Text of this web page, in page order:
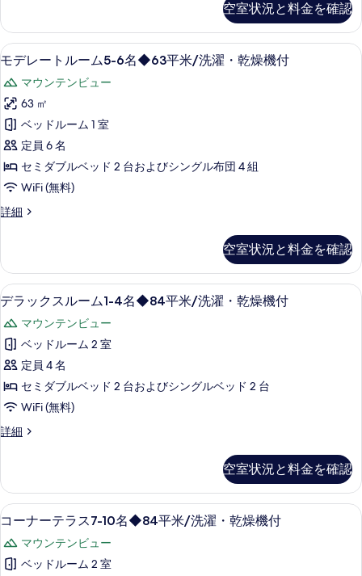
て
の
写
真
を
表
示
す
詳
細
平
米/
洗
濯・
乾
燥
機
付
の
す
の
写
真
を
表
示
す
テ
ラ
ス
6
名
◆84
平
米/
洗
濯・
乾
燥
機
詳
細
空室状況と料金を確認
モ
デ
レ
ー
ト
ル
ー
5-
◆63
平
米/
洗
濯・
乾
燥
機
す
べ
て
の
写
10
モデレートルーム5-6名◆63平米/洗濯・乾燥機付
マウンテンビュー
63 ㎡
ベッドルーム 1 室
定員 6 名
セミダブルベッド 2 台およびシングル布団 4 組
WiFi (無料)
詳細
モ
ト
ル
ー
5-
6
名
◆63
平
米/
洗
濯・
付
の
詳
細
空室状況と料金を確認
デ
ラ
ッ
ク
ス
ル
ム
4
名
◆84
平
米/
11
デラックスルーム1-4名◆84平米/洗濯・乾燥機付
マウンテンビュー
ベッドルーム 2 室
定員 4 名
セミダブルベッド 2 台およびシングルベッド 2 台
WiFi (無料)
詳細
デ
ス
ル
ー
1-
4
空室状況と料金を確認
コ
ー
ナ
15
コーナーテラス7-10名◆84平米/洗濯・乾燥機付
マウンテンビュー
ベッドルーム 2 室